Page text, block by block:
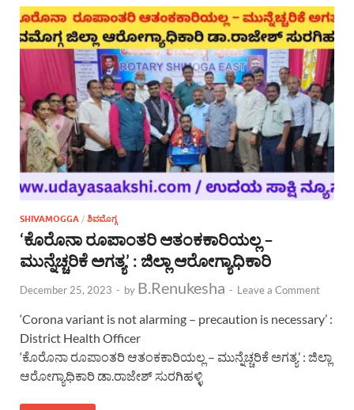
SHIVAMOGGA / ಶಿವಮೊಗ್ಗ
‘ಕೊರೊನಾ ರೂಪಾಂತರಿ ಆತಂಕಕಾರಿಯಲ್ಲ –
ಮುನ್ನೆಚ್ಚರಿಕೆ ಅಗತ್ಯ’ : ಜಿಲ್ಲಾ ಆರೋಗ್ಯಾಧಿಕಾರಿ
December 25, 2023 - by B.Renukesha - Leave a Comment
‘Corona variant is not alarming – precaution is necessary’ :
District Health Officer
‘ಕೊರೊನಾ ರೂಪಾಂತರಿ ಆತಂಕಕಾರಿಯಲ್ಲ – ಮುನ್ನೆಚ್ಚರಿಕೆ ಅಗತ್ಯ’ : ಜಿಲ್ಲಾ
ಆರೋಗ್ಯಾಧಿಕಾರಿ ಡಾ.ರಾಜೇಶ್ ಸುರಗಿಹಳ್ಳಿ